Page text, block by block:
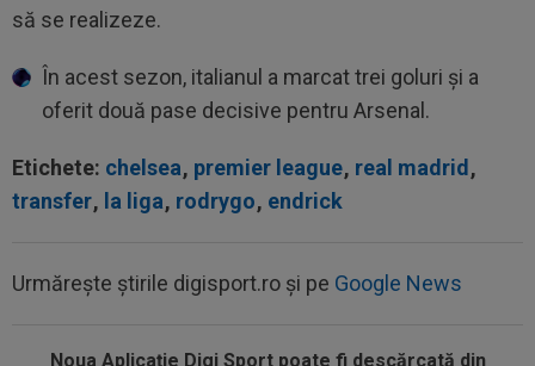
să se realizeze.
În acest sezon, italianul a marcat trei goluri și a
oferit două pase decisive pentru Arsenal.
Etichete: chelsea, premier league, real madrid ,
transfer, la liga, rodrygo, endrick
Urmărește știrile digisport.ro și pe Google News
Noua Aplicaţie Digi Sport poate fi descărcată din